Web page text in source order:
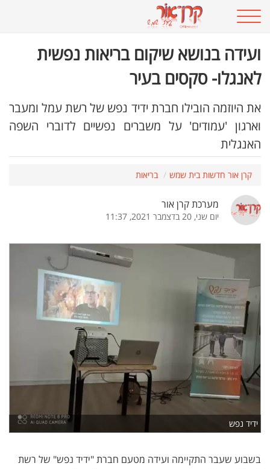
ועידה בנושא שיקום בריאות נפשית
לאנגלו- סקסים בעיר
את היוזמה הובילו חברת ידיד נפש של רשת עמל ומעבר
וארגון 'עמודים' על משברים נפשיים לדוברי השפה
האנגלית
קרן אור חדשות בית שמש בריאות
מערכת קרן אור
יום שני, 20 בדצמבר 2021, 11:37
ידיד נפש
בשבוע שעבר התקיימה ועידה מטעם חברת "ידיד נפש" של רשת